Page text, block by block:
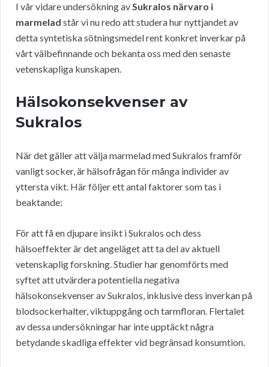
I vår vidare undersökning avSukralos närvaro i
marmelad står vi nu redo att studera hur nyttjandet av
detta syntetiska sötningsmedel rent konkret inverkar på
vårt välbefinnande och bekanta oss med den senaste
vetenskapliga kunskapen.
Hälsokonsekvenser av
Sukralos
När det gäller att välja marmelad med Sukralos framför
vanligt socker, är hälsofrågan för många individer av
yttersta vikt. Här följer ett antal faktorer som tas i
beaktande:
För att få en djupare insikt i Sukralos och dess
hälsoeffekter är det angeläget att ta del av aktuell
vetenskaplig forskning. Studier har genomförts med
syftet att utvärdera potentiella negativa
hälsokonsekvenser av Sukralos, inklusive dess inverkan på
blodsockerhalter, viktuppgång och tarmfloran. Flertalet
av dessa undersökningar har inte upptäckt några
betydande skadliga effekter vid begränsad konsumtion.